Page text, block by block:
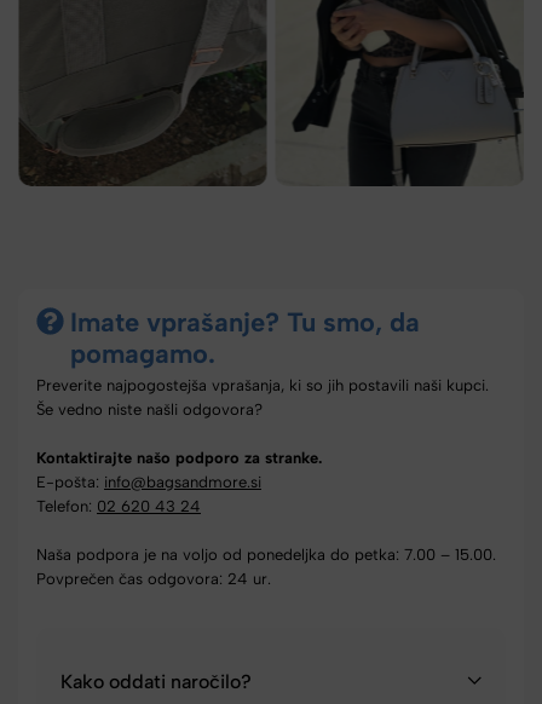
Imate vprašanje? Tu smo, da
pomagamo.
Preverite najpogostejša vprašanja, ki so jih postavili naši kupci.
Še vedno niste našli odgovora?
Kontaktirajte našo podporo za stranke.
E-pošta: info@bagsandmore.si
Telefon: 02 620 43 24
Naša podpora je na voljo od ponedeljka do petka: 7.00 – 15.00.
Povprečen čas odgovora: 24 ur.
Kako oddati naročilo?